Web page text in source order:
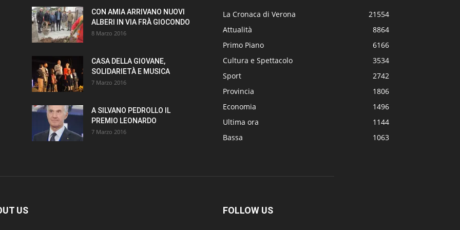
CON AMIA ARRIVANO NUOVI
ALBERI IN VIA FRÀ GIOCONDO
8 Marzo 2016
CASA DELLA GIOVANE,
SOLIDARIETÀ E MUSICA
7 Marzo 2016
A SILVANO PEDROLLO IL
PREMIO LEONARDO
7 Marzo 2016
La Cronaca di Verona
21554
Attualità
8864
Primo Piano
6166
Cultura e Spettacolo
3534
Sport
2742
Provincia
1806
Economia
1496
Ultima ora
1144
Bassa
1063
US FOLLOW US